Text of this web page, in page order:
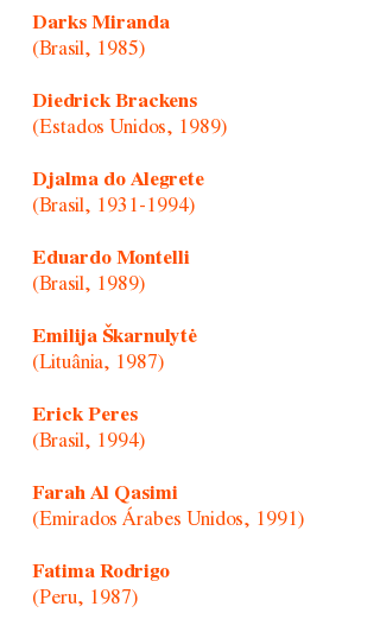
Darks Miranda
(Brasil, 1985)
Diedrick Brackens
(Estados Unidos, 1989)
Djalma do Alegrete
(Brasil, 1931-1994)
Eduardo Montelli
(Brasil, 1989)
Emilija Škarnulytė
(Lituânia, 1987)
Erick Peres
(Brasil, 1994)
Farah Al Qasimi
(Emirados Árabes Unidos, 1991)
Fatima Rodrigo
(Peru, 1987)